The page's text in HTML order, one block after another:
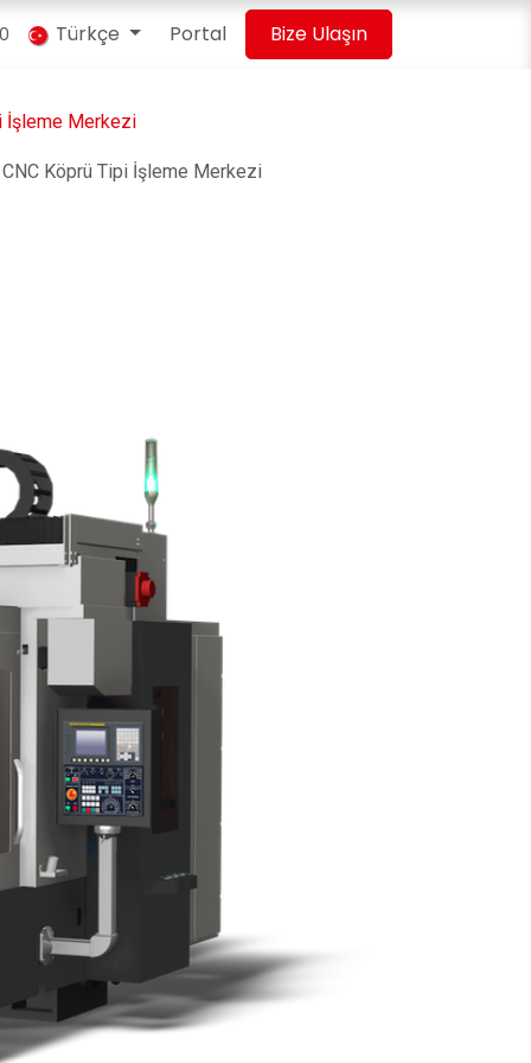
Türkçe Portal Bize Ulaşın
İşleme Merkezi
Köprü Tipi İşleme Merkezi